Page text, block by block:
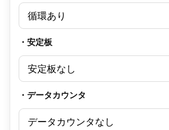
・安定板
・データカウンタ